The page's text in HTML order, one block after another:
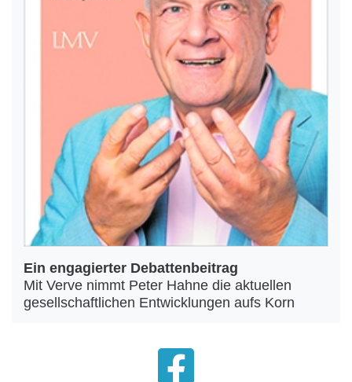
Ein engagierter Debattenbeitrag
Mit Verve nimmt Peter Hahne die aktuellen
gesellschaftlichen Entwicklungen aufs Korn